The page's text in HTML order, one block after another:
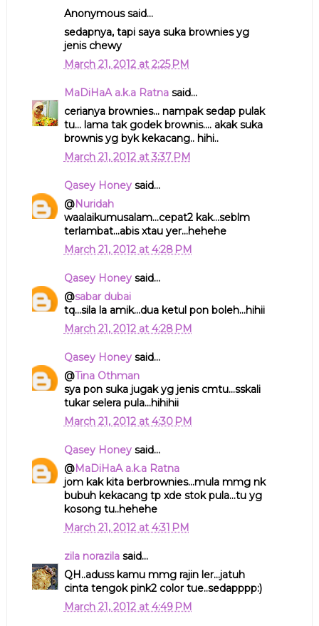
Anonymous said...
sedapnya, tapi saya suka brownies yg
jenis chewy
March 21, 2012 at 2:25 PM
MaDiHaA a.k.a Ratnasaid...
cerianya brownies... nampak sedap pulak
tu... lama tak godek brownis.... akak suka
brownis yg byk kekacang.. hihi..
March 21, 2012 at 3:37 PM
Qasey Honeysaid...
@Nuridah
waalaikumusalam...cepat2 kak...seblm
terlambat...abis xtau yer...hehehe
March 21, 2012 at 4:28 PM
Qasey Honeysaid...
@sabar dubai
tq...sila la amik...dua ketul pon boleh...hihii
March 21, 2012 at 4:28 PM
Qasey Honeysaid...
@Tina Othman
sya pon suka jugak yg jenis cmtu...sskali
tukar selera pula...hihihii
March 21, 2012 at 4:30 PM
Qasey Honeysaid...
@MaDiHaA a.k.a Ratna
jom kak kita berbrownies...mula mmg nk
bubuh kekacang tp xde stok pula...tu yg
kosong tu..hehehe
March 21, 2012 at 4:31 PM
zila norazilasaid...
QH..aduss kamu mmg rajin ler...jatuh
cinta tengok pink2 color tue..sedapppp:)
March 21, 2012 at 4:49 PM